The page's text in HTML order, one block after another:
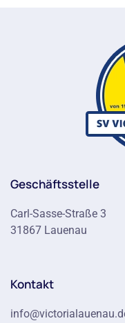
Geschäftsstelle
Carl-Sasse-Straße 3
31867 Lauenau
Kontakt